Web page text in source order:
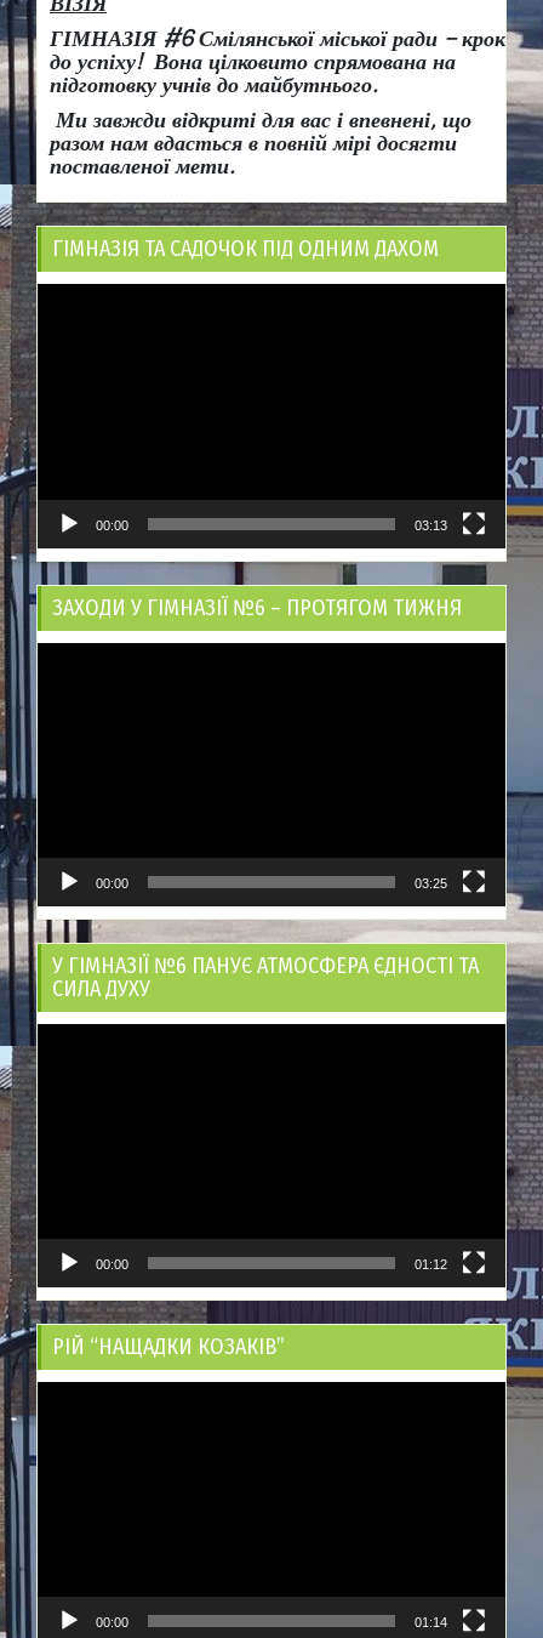
ГІМНАЗІЯ #6 Смілянської міської ради – крок
до успіху! Вона цілковито спрямована на
підготовку учнів до майбутнього.
Ми завжди відкриті для вас і впевнені, що
разом нам вдасться в повній мірі досягти
поставленої мети.
ГІМНАЗІЯ ТА САДОЧОК ПІД ОДНИМ ДАХОМ
00:00 03:13
ЗАХОДИ У ГІМНАЗІЇ №6 – ПРОТЯГОМ ТИЖНЯ
00:00 03:25
У ГІМНАЗІЇ №6 ПАНУЄ АТМОСФЕРА ЄДНОСТІ ТА
СИЛА ДУХУ
00:00 01:12
РІЙ “НАЩАДКИ КОЗАКІВ”
00:00 01:14